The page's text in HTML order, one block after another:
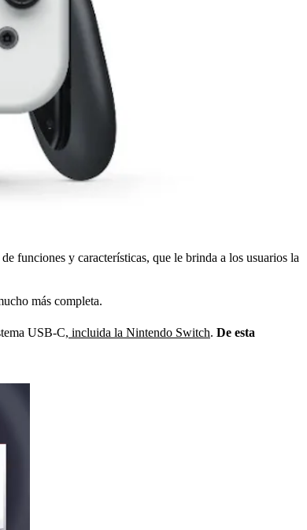
funciones y características, que le brinda a los usuarios la
más completa.
USB-C, incluida la Nintendo Switch. De esta